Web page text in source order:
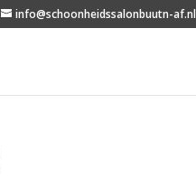
info@schoonheidssalonbuutn-af.nl